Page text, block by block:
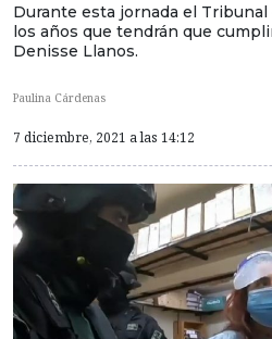
Durante esta jornada el
los años que tendrán que
Denisse Llanos.
Paulina Cárdenas
7 diciembre, 2021 a las 14:12